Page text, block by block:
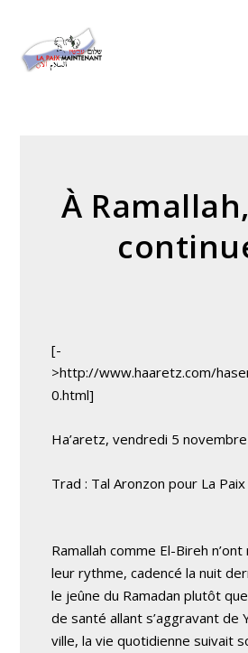
À
[-
>http://www.haaretz.com/
0.html]
Ha’aretz, vendredi 5
Trad : Tal Aronzon pour La
Ramallah comme El-Bireh
leur rythme, cadencé la nuit
le jeûne du Ramadan plutôt
de santé allant s’aggravant de
ville, la vie quotidienne suivait